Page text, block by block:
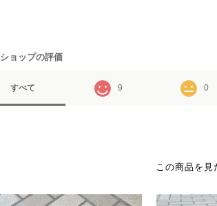
ショップの評価
すべて 9 0
この商品を見